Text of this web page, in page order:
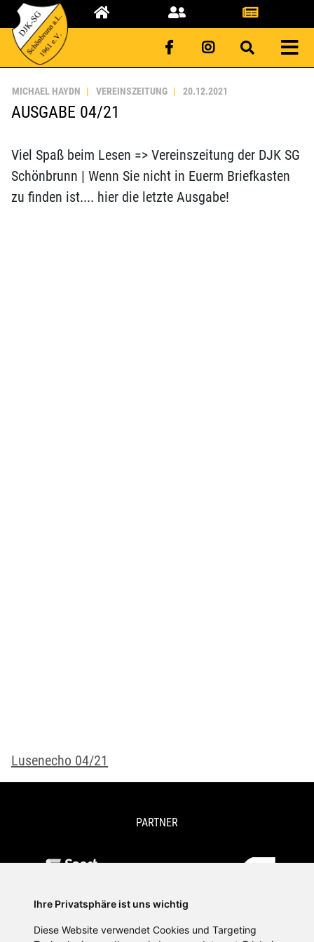
Ihre Privatsphäre ist uns wichtig
Diese Website verwendet Cookies und Targeting
MICHAEL HAYDN VEREINSZEITUNG 20.12.2021
AUSGABE 04/21
Viel Spaß beim Lesen => Vereinszeitung der DJK SG
Schönbrunn | Wenn Sie nicht in Euerm Briefkasten
zu finden ist.... hier die letzte Ausgabe!
Lusenecho 04/21
PARTNER